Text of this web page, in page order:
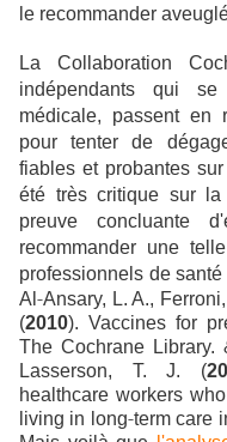
le recommander
La Collaboration
indépendants qui
médicale, passent en
pour tenter de
fiables et probantes
été très critique sur la
preuve concluante
recommander une
professionnels de santé
Al ‐Ansary, L. A.,
(2010). Vaccines for
The Cochrane Library.
Lasserson, T. J. (
healthcare workers
living in long‐term care